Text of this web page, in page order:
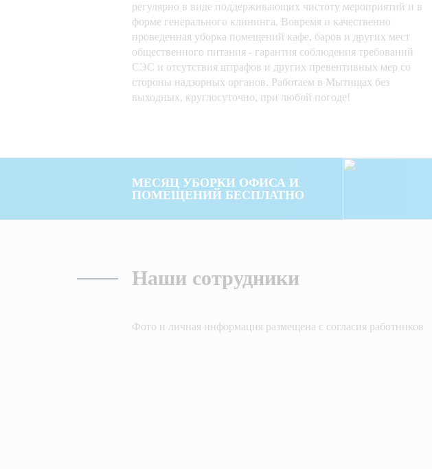
регулярно в виде поддерживающих чистоту мероприятий и в
форме генерального клининга. Вовремя и качественно
проведенная уборка помещений кафе, баров и других мест
общественного питания - гарантия соблюдения требований
СЭС и отсутствия штрафов и других превентивных мер со
стороны надзорных органов. Работаем в Мытищах без
выходных, круглосуточно, при любой погоде!
МЕСЯЦ УБОРКИ ОФИСА И
ПОМЕЩЕНИЙ БЕСПЛАТНО
Наши сотрудники
Фото и личная информация размещена с согласия работников